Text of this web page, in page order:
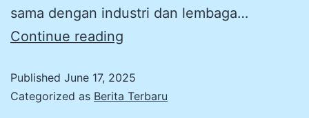
sama dengan industri dan lembaga…
Continue reading
Published June 17, 2025
Categorized as Berita Terbaru